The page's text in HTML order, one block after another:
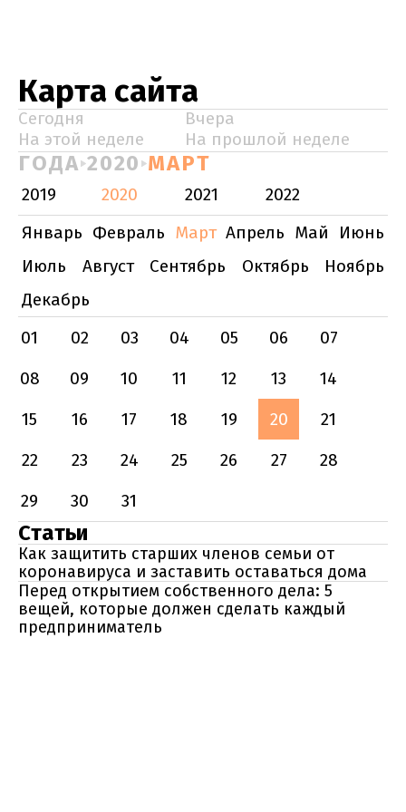
Карта сайта
Сегодня
Вчера
На этой неделе
На прошлой неделе
ГОДА 2020 МАРТ
2019 2020 2021
2022
Январь Февраль Март Апрель Май
Июнь
Июль
Август Сентябрь Октябрь
Ноябрь
Декабрь
01
02 03 04 05 06
07
08
09 10 11 12 13
14
15
16 17 18 19 20
21
22
23 24 25 26 27
28
29
30 31
Статьи
Как защитить старших членов семьи от
коронавируса и заставить оставаться дома
Перед открытием собственного дела: 5
вещей, которые должен сделать каждый
предприниматель